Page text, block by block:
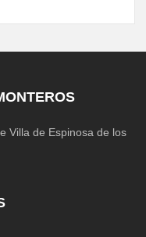
Villa de Espinosa de los